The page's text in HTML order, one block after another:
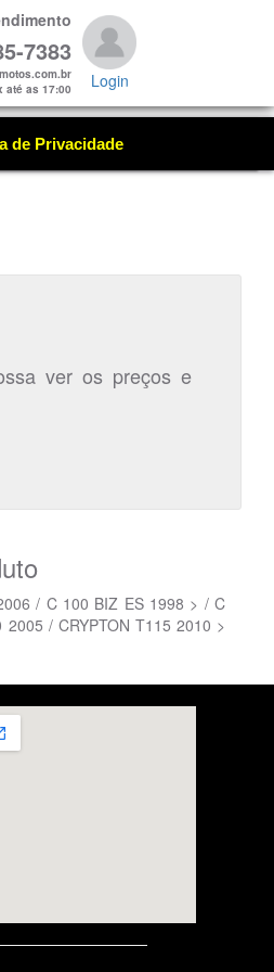
7383
até as 17:00
Login
de Privacidade
ver os preços e
/ C 100 BIZ ES 1998 > / C
/ CRYPTON T115 2010 >